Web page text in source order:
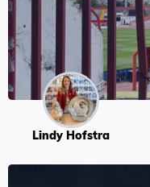
Lindy Hofstra